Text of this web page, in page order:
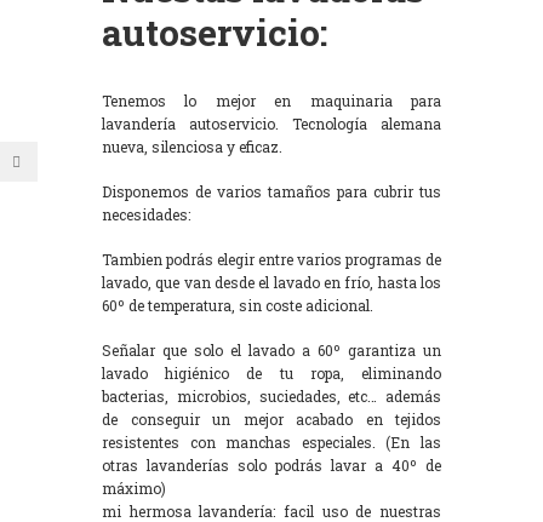
autoservicio:
Tenemos lo mejor en maquinaria para
lavandería autoservicio. Tecnología alemana
nueva, silenciosa y eficaz.
Disponemos de varios tamaños para cubrir tus
necesidades:
Tambien podrás elegir entre varios programas de
lavado, que van desde el lavado en frío, hasta los
60º de temperatura, sin coste adicional.
Señalar que solo el lavado a 60º garantiza un
lavado higiénico de tu ropa, eliminando
bacterias, microbios, suciedades, etc… además
de conseguir un mejor acabado en tejidos
resistentes con manchas especiales. (En las
otras lavanderías solo podrás lavar a 40º de
máximo)
mi hermosa lavandería: facil uso de nuestras